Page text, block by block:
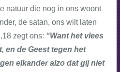
natuur die nog in ons woont
de satan, ons wilt laten
zegt ons: “Want het vlees
en de Geest tegen het
elkander alzo dat gij niet